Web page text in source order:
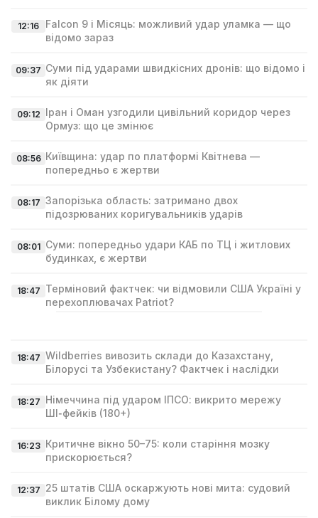
12:16
Falcon 9 і Місяць: можливий удар уламка — що
відомо зараз
09:37 Суми під ударами швидкісних дронів: що відомо і
як діяти
09:12 Іран і Оман узгодили цивільний коридор через
Ормуз: що це змінює
08:56 Київщина: удар по платформі Квітнева —
попередньо є жертви
08:17 Запорізька область: затримано двох
підозрюваних коригувальників ударів
08:01 Суми: попередньо удари КАБ по ТЦ і житлових
будинках, є жертви
18:47 Терміновий фактчек: чи відмовили США Україні у
перехоплювачах Patriot?
18:47 Wildberries вивозить склади до Казахстану,
Білорусі та Узбекистану? Фактчек і наслідки
18:27 Німеччина під ударом ІПСО: викрито мережу
ШІ‑фейків (180+)
16:23 Критичне вікно 50–75: коли старіння мозку
прискорюється?
12:37 25 штатів США оскаржують нові мита: судовий
виклик Білому дому